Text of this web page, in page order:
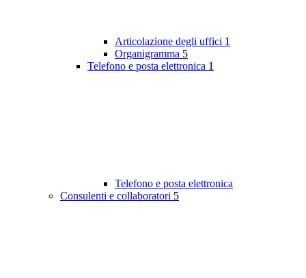
Articolazione degli uffici 1
Organigramma 5
Telefono e posta elettronica 1
Telefono e posta elettronica
Consulenti e collaboratori 5